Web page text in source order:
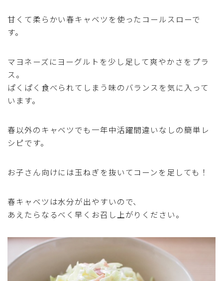
野菜料理(ブロッコリー・カリフラワー・パプリカ・菜
の花・その他)
野菜料理(きゅうり・なす・トマト・ピーマン・かぼち
ゃ・ゴーヤ)
野菜料理(キャベツ・白菜・ほうれん草・レタス・小松
野菜料理(ズッキーニ・コーン・いんげん・そら豆・え
野菜料理(玉ねぎ・ねぎ・アボカド・青梗菜・セロリ・
根菜料理（にんじん・ごぼう・かぶ・大根・れんこん・
芋類(じゃが芋・さつま芋・里芋・山芋)
甘くて柔らかい春キャベツを使ったコールスローで
す。
マヨネーズにヨーグルトを少し足して爽やかさをプラ
ス。
ぱくぱく食べられてしまう味のバランスを気に入って
います。
春以外のキャベツでも一年中活躍間違いなしの簡単レ
シピです。
お子さん向けには玉ねぎを抜いてコーンを足しても！
春キャベツは水分が出やすいので、
あえたらなるべく早くお召し上がりください。